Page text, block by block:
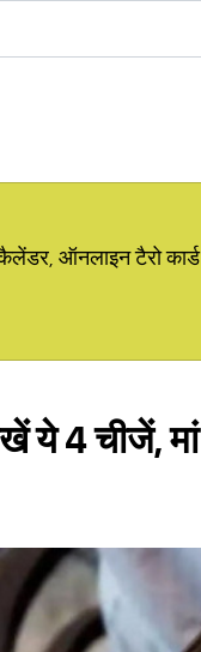
ऑनलाइन टैरो
ये 4 चीजें, मां